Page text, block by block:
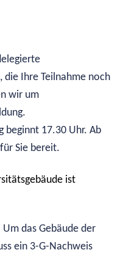
die Ihre Teilnahme noch
wir um
beginnt 17.30 Uhr. Ab
Sie bereit.
ist
Um das Gebäude der
ein 3-G-Nachweis